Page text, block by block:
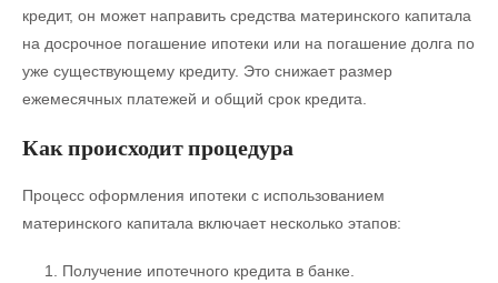
кредит, он может направить средства материнского капитала
на досрочное погашение ипотеки или на погашение долга по
уже существующему кредиту. Это снижает размер
ежемесячных платежей и общий срок кредита.
Как происходит процедура
Процесс оформления ипотеки с использованием
материнского капитала включает несколько этапов:
Получение ипотечного кредита в банке.